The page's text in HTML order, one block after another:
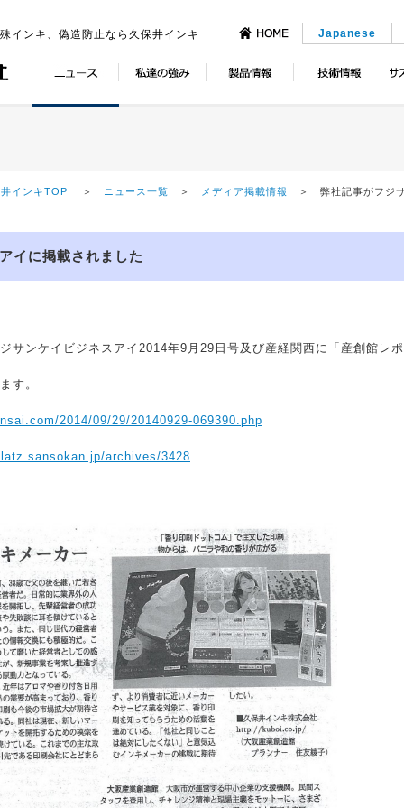
インキ、偽造防止なら久保井インキ Japanese
インキTOP ＞ ニュース一覧 ＞ メディア掲載情報 ＞ 弊社記事がフジ
イに掲載されました
サンケイビジネスアイ2014年9月29日号及び産経関西に「産創館レポ
す。
2014/09/29/20140929-069390.php
archives/3428